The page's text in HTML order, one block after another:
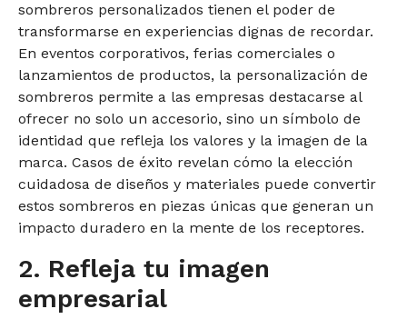
sombreros personalizados tienen el poder de
transformarse en experiencias dignas de recordar.
En eventos corporativos, ferias comerciales o
lanzamientos de productos, la personalización de
sombreros permite a las empresas destacarse al
ofrecer no solo un accesorio, sino un símbolo de
identidad que refleja los valores y la imagen de la
marca. Casos de éxito revelan cómo la elección
cuidadosa de diseños y materiales puede convertir
estos sombreros en piezas únicas que generan un
impacto duradero en la mente de los receptores.
2. Refleja tu imagen
empresarial